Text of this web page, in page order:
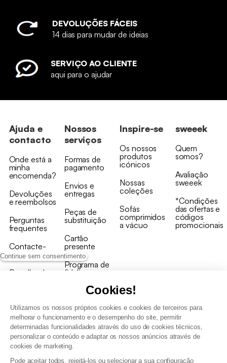
Continue sem consentimento
Cookies!
Utilizamos os nossos próprios cookies e cookies de terceiros para
melhorar o funcionamento e o desempenho do site, permitir
determinadas funcionalidades através do uso de cookies técnicos,
personalizar o conteúdo e adaptar os nossos anúncios através de
cookies de marketing.
Pode aceitar todos, rejeitá-los ou selecionar a sua configuração
DEVOLUÇÕES FÁCEIS
14 dias para mudar de ideias
SERVIÇO AO CLIENTE
aqui para o ajudar
Ajuda e
contacto
Onde está a
minha
encomenda?
Devoluções
e reembolsos
Perguntas
frequentes
Contacte-
nos
Recolha de
Nossos
serviços
Formas de
pagamento
Envios e
entregas
Peças de
substituição
Cartão
presente
Programa de
fidelizaçao
Inspire-se
Os nossos
produtos
icónicos
Nossas
coleções
Sofás
comprimidos
a vácuo
sweeek
Quem
somos?
Avaliação
sweeek
*Condições
das ofertas e
códigos
promocionais
Termos e Condições Gerais de Venda e Aviso Legal